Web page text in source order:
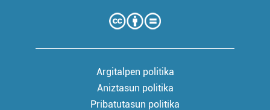
Argitalpen politika
Aniztasun politika
Pribatutasun politika